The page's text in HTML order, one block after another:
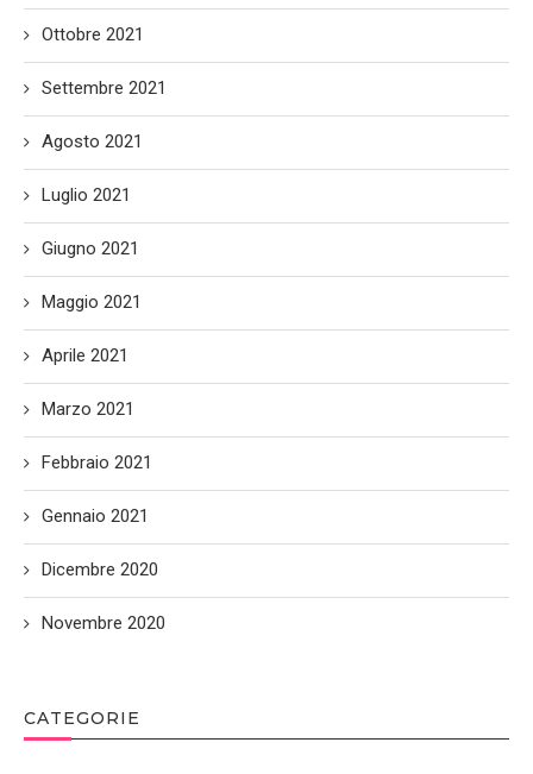
Ottobre 2021
Settembre 2021
Agosto 2021
Luglio 2021
Giugno 2021
Maggio 2021
Aprile 2021
Marzo 2021
Febbraio 2021
Gennaio 2021
Dicembre 2020
Novembre 2020
CATEGORIE